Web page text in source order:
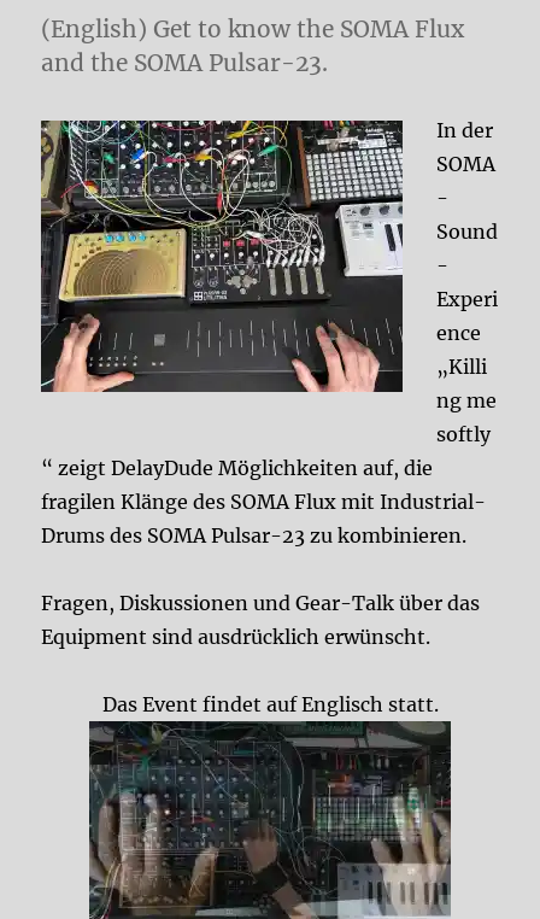
(English) Get to know the SOMA Flux
and the SOMA Pulsar-23.
In der
SOMA
-
Sound
-
Experi
ence
„Killi
ng me
softly
“ zeigt DelayDude Möglichkeiten auf, die
fragilen Klänge des SOMA Flux mit Industrial-
Drums des SOMA Pulsar-23 zu kombinieren.
Fragen, Diskussionen und Gear-Talk über das
Equipment sind ausdrücklich erwünscht.
Das Event findet auf Englisch statt.